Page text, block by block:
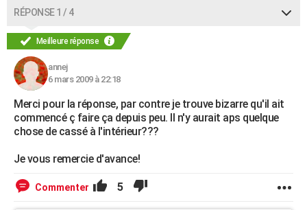
RÉPONSE 1 / 4
Meilleure réponse
annej
6 mars 2009 à 22:18
Merci pour la réponse, par contre je trouve bizarre qu'il ait
commencé ç faire ça depuis peu. Il n'y aurait aps quelque
chose de cassé à l'intérieur???
Je vous remercie d'avance!
Commenter 5